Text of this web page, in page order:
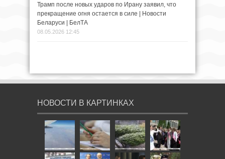
Трамп после новых ударов по Ирану заявил, что
прекращение огня остается в силе | Новости
Беларуси | БелТА
08.05.2026 12:45
НОВОСТИ В КАРТИНКАХ